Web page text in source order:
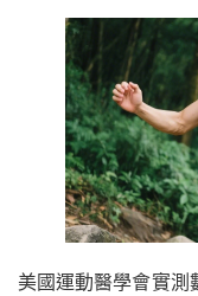
美國運動醫學會實測